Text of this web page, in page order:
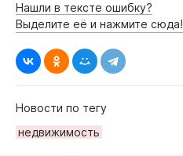
Нашли в тексте ошибку?
Выделите её и нажмите сюда!
Новости по тегу
недвижимость